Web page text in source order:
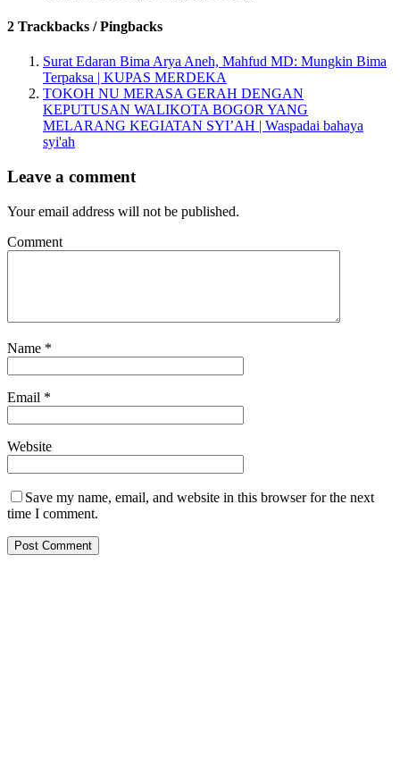
2 Trackbacks / Pingbacks
Surat Edaran Bima Arya Aneh, Mahfud MD: Mungkin Bima
Terpaksa | KUPAS MERDEKA
TOKOH NU MERASA GERAH DENGAN
KEPUTUSAN WALIKOTA BOGOR YANG
MELARANG KEGIATAN SYI’AH | Waspadai bahaya
syi'ah
Leave a comment
Your email address will not be published.
Comment
Name *
Email *
Website
Save my name, email, and website in this browser for the next
time I comment.